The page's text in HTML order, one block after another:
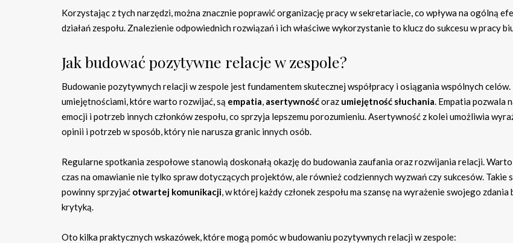
Korzystając z tych narzędzi, można znacznie poprawić organizację pracy w sekretariacie, co wpływa na ogólną
działań zespołu. Znalezienie odpowiednich rozwiązań i ich właściwe wykorzystanie to klucz do sukcesu w pracy
Jak budować pozytywne relacje w zespole?
Budowanie pozytywnych relacji w zespole jest fundamentem skutecznej współpracy i osiągania wspólnych
umiejętnościami, które warto rozwijać, są empatia, asertywnośćoraz umiejętność słuchania. Empatia pozwala
emocji i potrzeb innych członków zespołu, co sprzyja lepszemu porozumieniu. Asertywność z kolei umożliwia
opinii i potrzeb w sposób, który nie narusza granic innych osób.
Regularne spotkania zespołowe stanowią doskonałą okazję do budowania zaufania oraz rozwijania relacji.
czas na omawianie nie tylko spraw dotyczących projektów, ale również codziennych wyzwań czy sukcesów. Takie
powinny sprzyjać otwartej komunikacji, w której każdy członek zespołu ma szansę na wyrażenie swojego zdania
krytyką.
Oto kilka praktycznych wskazówek, które mogą pomóc w budowaniu pozytywnych relacji w zespole: